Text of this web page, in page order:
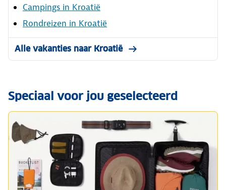
Campings in Kroatië
Rondreizen in Kroatië
Alle vakanties naar Kroatië
Speciaal voor jou geselecteerd